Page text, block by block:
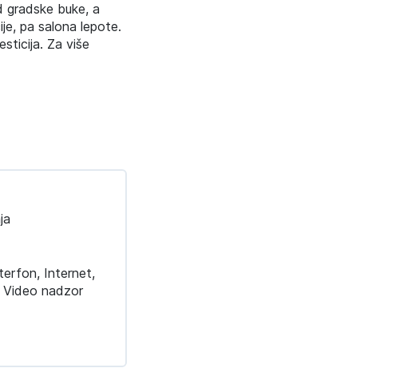
buke, a
pa salona lepote.
Za više
Internet,
Video nadzor